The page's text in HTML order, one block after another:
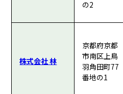
の2
株式会社 林
京都府京都
市南区上鳥
羽角田町77
番地の1